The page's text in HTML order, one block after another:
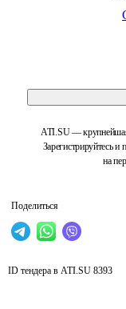
ATI.SU —
Зарегистрируйтесь и
на
Поделиться
ID тендера в ATI.SU 8393